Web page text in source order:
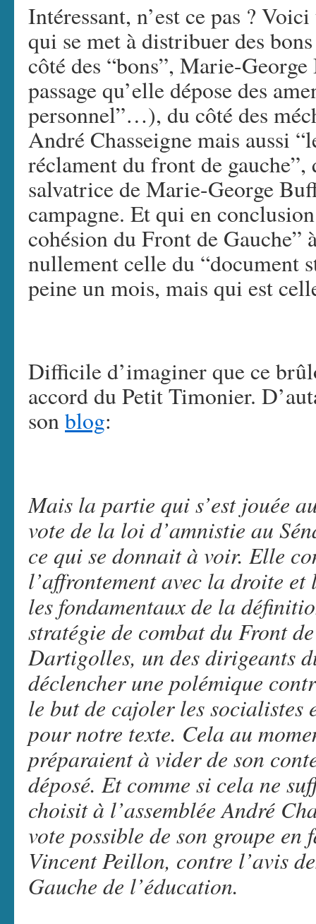
Intéressant, n’est ce pas ?
qui se met à distribuer des
côté des “bons”, Marie-
passage qu’elle dépose des
personnel”…), du côté des
André Chasseigne mais aussi
réclament du front de
salvatrice de Marie-George
campagne. Et qui en
cohésion du Front de
nullement celle du “document
peine un mois, mais qui est
Difficile d’imaginer que ce
accord du Petit Timonier.
sonblog:
Mais la partie qui s’est jouée
vote de la loi d’amnistie au
ce qui se donnait à voir. Elle
l’affrontement avec la droite
les fondamentaux de la
stratégie de combat du Front
Dartigolles, un des dirigeants
déclencher une polémique
le but de cajoler les socialistes
pour notre texte. Cela au
préparaient à vider de son
déposé. Et comme si cela ne
choisit à l’assembléeAndré
vote possible de son groupe
Vincent Peillon, contre l’avis
Gauche de l’éducation.